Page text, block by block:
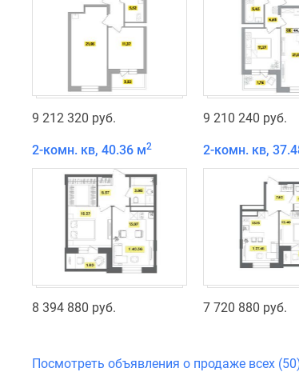
9 212 320 руб. 9 210 240 руб.
2-комн. кв, 40.36 м2
8 394 880 руб.
2-комн. кв,
7 720 880 руб.
Посмотреть объявления о продаже всех